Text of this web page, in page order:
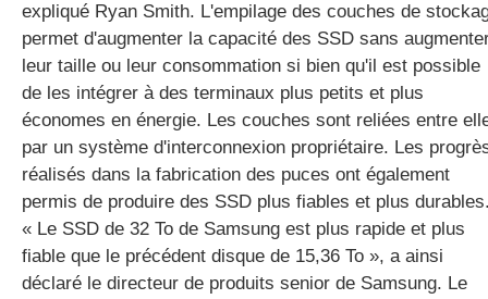
expliqué Ryan Smith. L'empilage des couches de
permet d'augmenter la capacité des SSD sans
leur taille ou leur consommation si bien qu'il est possible
de les intégrer à des terminaux plus petits et plus
économes en énergie. Les couches sont reliées entre
par un système d'interconnexion propriétaire. Les
réalisés dans la fabrication des puces ont également
permis de produire des SSD plus fiables et plus
« Le SSD de 32 To de Samsung est plus rapide et plus
fiable que le précédent disque de 15,36 To », a ainsi
déclaré le directeur de produits senior de Samsung. Le